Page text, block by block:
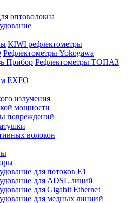
оптоволокна
KIWI рефлектометры
Рефлектометры Yokogawa
Прибор Рефлектометры ТОПАЗ
EXFO
излучения
мощности
повреждений
волокон
для потоков Е1
для ADSL линий
для Gigabit Ethernet
для медных линиий